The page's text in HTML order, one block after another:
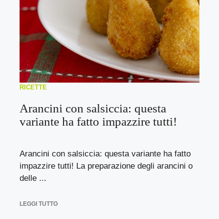
RICETTE
Arancini con salsiccia: questa
variante ha fatto impazzire tutti!
Arancini con salsiccia: questa variante ha fatto
impazzire tutti! La preparazione degli arancini o
delle ...
LEGGI TUTTO